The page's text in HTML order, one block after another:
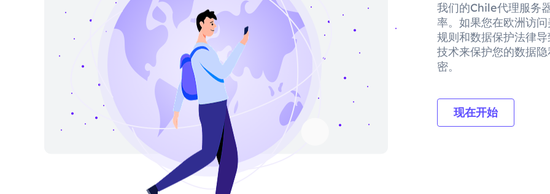
我们的Chile代理服务
率。如果您在欧洲访
规则和数据保护法律
技术来保护您的数据
密。
现在开始